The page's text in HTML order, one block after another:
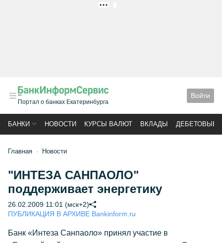
Портал о банках Екатеринбурга
Войти
БАНКИ НОВОСТИ КУРСЫ ВАЛЮТ ВКЛАДЫ ДЕБЕТОВЫЕ
Главная Новости
"ИНТЕЗА САНПАОЛО"
поддерживает энергетику
26.02.2009 11:01 (мск+2)
ПУБЛИКАЦИЯ В АРХИВЕ Bankinform.ru
Банк «Интеза Санпаоло» принял участие в